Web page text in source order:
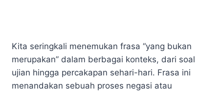
Kita seringkali menemukan frasa “yang bukan
merupakan” dalam berbagai konteks, dari soal
ujian hingga percakapan sehari-hari. Frasa ini
menandakan sebuah proses negasi atau